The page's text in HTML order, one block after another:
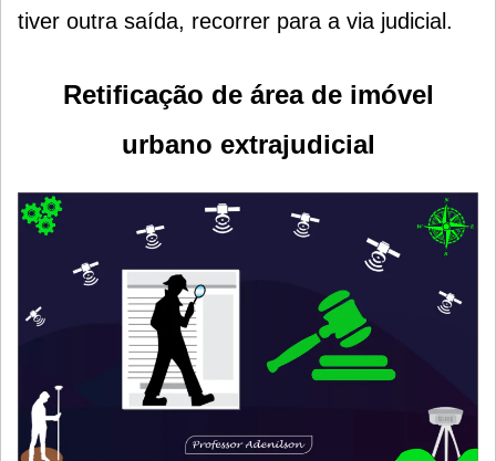
tiver outra saída, recorrer para a via judicial.
Retificação de área de imóvel
urbano extrajudicial